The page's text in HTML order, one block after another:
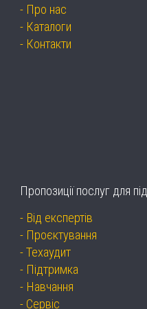
- Про нас
- Каталоги
- Контакти
Пропозиції послуг для
- Від експертів
- Проєктування
-Техаудит
- Підтримка
- Навчання
- Сервіс